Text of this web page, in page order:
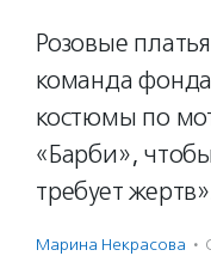
Розовые
команда
костюмы по
«Барби»,
требует
Марина Некрасова ·